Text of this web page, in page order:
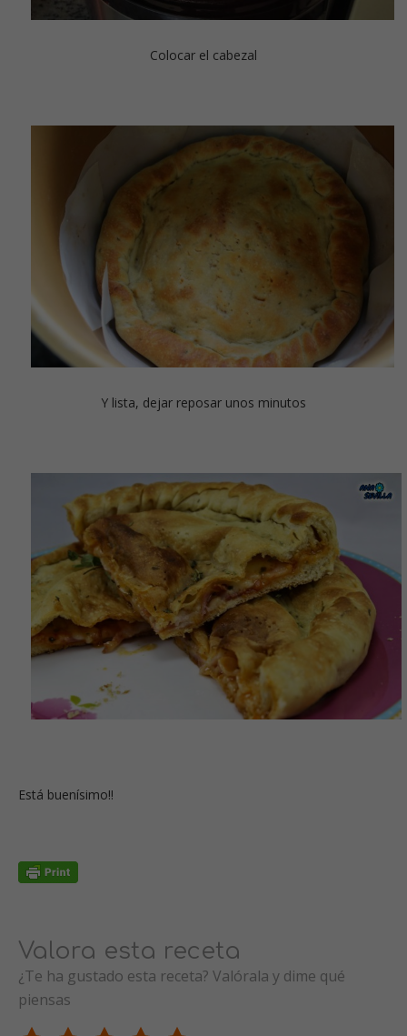
Colocar el cabezal
Y lista, dejar reposar unos minutos
Está buenísimo!!
Valora esta receta
¿Te ha gustado esta receta? Valórala y dime qué
piensas